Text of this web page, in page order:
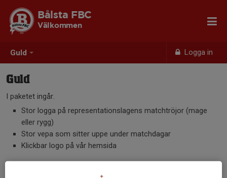
Guld Logga in
Bålsta FBC
Välkommen
Guld
I paketet ingår.
Stor logga på representationslagens matchtröjor (mage
eller rygg)
Stor vepa som sitter uppe under matchdagar
Klickbar logo på vår hemsida